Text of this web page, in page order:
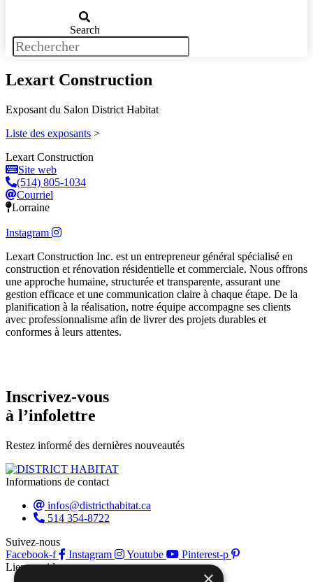
Search
Lexart Construction
Exposant du Salon District Habitat
Liste des exposants >
Lexart Construction
Site web
(514) 805-1034
Courriel
Lorraine
Instagram
Lexart Construction Inc. est un entrepreneur général spécialisé en
construction et rénovation résidentielle et commerciale. Nous offrons
une approche humaine, structurée et transparente, assurant une
gestion efficace et une communication claire à chaque étape. De la
planification à la réalisation, notre équipe accompagne ses clients
avec professionnalisme afin de livrer des projets durables et
conformes à leurs attentes.
Inscrivez-vous
à l’infolettre
Restez informé des dernières nouveautés
Informations de contact
infos@districthabitat.ca
514 354-8722
Suivez-nous
Facebook-f
Instagram Youtube
Pinterest-p
Liens rapides